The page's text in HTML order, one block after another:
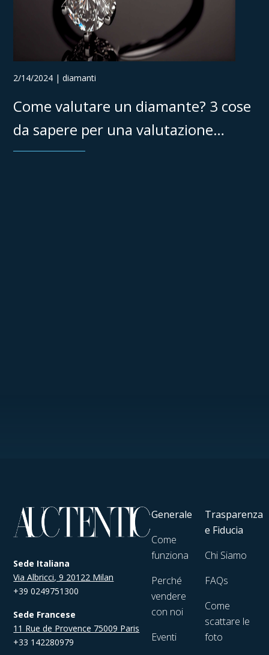
2/14/2024 | diamanti
Come valutare un diamante? 3 cose
da sapere per una valutazione
sicura
Sede Italiana
Via Albricci, 9 20122 Milan
+39 0249751300
Sede Francese
11 Rue de Provence 75009 Paris
+33 142280979
Generale
Come
funziona
Perché
vendere
con noi
Eventi
Trasparenza
e Fiducia
Chi Siamo
FAQs
Come
scattare le
foto